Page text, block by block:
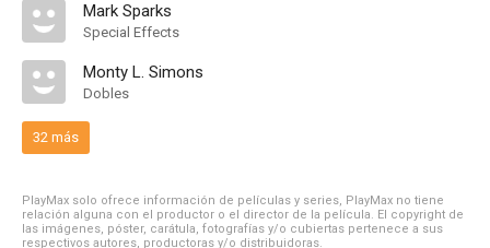
Mark Sparks
Special Effects
Monty L. Simons
Dobles
32 más
PlayMax solo ofrece información de películas y series, PlayMax no tiene
relación alguna con el productor o el director de la película. El copyright de
las imágenes, póster, carátula, fotografías y/o cubiertas pertenece a sus
respectivos autores, productoras y/o distribuidoras.